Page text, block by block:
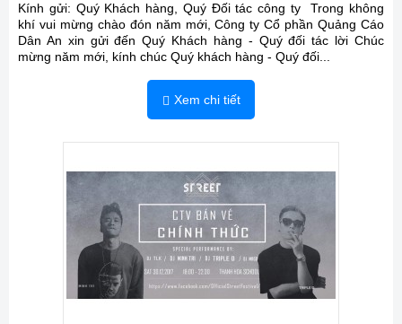
Kính gửi: Quý Khách hàng, Quý Đối tác công ty Trong không
khí vui mừng chào đón năm mới, Công ty Cổ phần Quảng Cáo
Dân An xin gửi đến Quý Khách hàng - Quý đối tác lời Chúc
mừng năm mới, kính chúc Quý khách hàng - Quý đối...
Xem chi tiết